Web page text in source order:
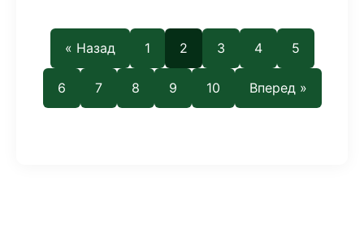
« Назад 1 2 3 4 5
6 7 8 9 10 Вперед »